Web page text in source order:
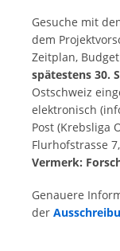
Gesuche mit
dem
Zeitplan,
spätestens 30.
Ostschweiz
elektronisch
Post (Krebsliga
Flurhofstrasse
Vermerk:
Genauere
der